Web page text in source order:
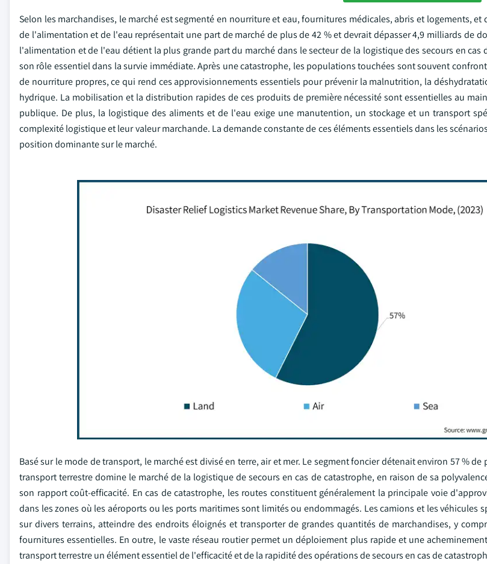
Selon les marchandises, le marché est segmenté en nourriture et eau, fournitures médicales, abris et logements, et
de l'alimentation et de l'eau représentait une part de marché de plus de 42 % et devrait dépasser 4,9 milliards de
l'alimentation et de l'eau détient la plus grande part du marché dans le secteur de la logistique des secours en cas
son rôle essentiel dans la survie immédiate. Après une catastrophe, les populations touchées sont souvent
de nourriture propres, ce qui rend ces approvisionnements essentiels pour prévenir la malnutrition, la
hydrique. La mobilisation et la distribution rapides de ces produits de première nécessité sont essentielles au
publique. De plus, la logistique des aliments et de l'eau exige une manutention, un stockage et un transport
complexité logistique et leur valeur marchande. La demande constante de ces éléments essentiels dans les
position dominante sur le marché.
Basé sur le mode de transport, le marché est divisé en terre, air et mer. Le segment foncier détenait environ 57 % de
transport terrestre domine le marché de la logistique de secours en cas de catastrophe, en raison de sa
son rapport coût-efficacité. En cas de catastrophe, les routes constituent généralement la principale voie
dans les zones où les aéroports ou les ports maritimes sont limités ou endommagés. Les camions et les véhicules
sur divers terrains, atteindre des endroits éloignés et transporter de grandes quantités de marchandises, y
fournitures essentielles. En outre, le vaste réseau routier permet un déploiement plus rapide et une
transport terrestre un élément essentiel de l'efficacité et de la rapidité des opérations de secours en cas de